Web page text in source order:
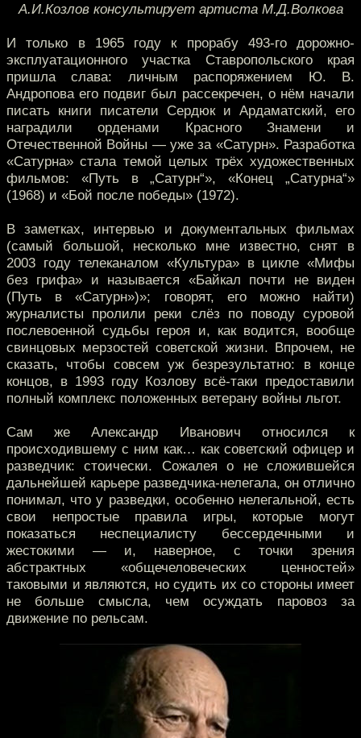
А.И.Козлов консультирует артиста М.Д.Волкова
И только в 1965 году к прорабу 493-го дорожно-
эксплуатационного участка Ставропольского края
пришла слава: личным распоряжением Ю. В.
Андропова его подвиг был рассекречен, о нём начали
писать книги писатели Сердюк и Ардаматский, его
наградили орденами Красного Знамени и
Отечественной Войны — уже за «Сатурн». Разработка
«Сатурна» стала темой целых трёх художественных
фильмов: «Путь в „Сатурн“», «Конец „Сатурна“»
(1968) и «Бой после победы» (1972).
В заметках, интервью и документальных фильмах
(самый большой, несколько мне известно, снят в
2003 году телеканалом «Культура» в цикле «Мифы
без грифа» и называется «Байкал почти не виден
(Путь в «Сатурн»)»; говорят, его можно найти)
журналисты пролили реки слёз по поводу суровой
послевоенной судьбы героя и, как водится, вообще
свинцовых мерзостей советской жизни. Впрочем, не
сказать, чтобы совсем уж безрезультатно: в конце
концов, в 1993 году Козлову всё-таки предоставили
полный комплекс положенных ветерану войны льгот.
Сам же Александр Иванович относился к
происходившему с ним как… как советский офицер и
разведчик: стоически. Сожалея о не сложившейся
дальнейшей карьере разведчика-нелегала, он отлично
понимал, что у разведки, особенно нелегальной, есть
свои непростые правила игры, которые могут
показаться неспециалисту бессердечными и
жестокими — и, наверное, с точки зрения
абстрактных «общечеловеческих ценностей»
таковыми и являются, но судить их со стороны имеет
не больше смысла, чем осуждать паровоз за
движение по рельсам.